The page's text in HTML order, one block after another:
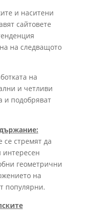
и наситени
сайтовете
на следващото
на
и четливи
и подобряват
се стремят да
геометрични
на
популярни.